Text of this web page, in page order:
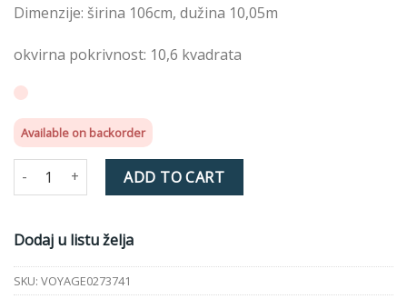
Dimenzije: širina 106cm, dužina 10,05m
okvirna pokrivnost: 10,6 kvadrata
Available on backorder
VOYAGE China Linen Tapeta pale grey quantity
ADD TO CART
Dodaj u listu želja
SKU: VOYAGE0273741